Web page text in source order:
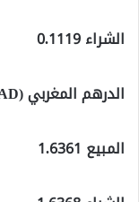
الشراء 0.1119
الدرهم المغربي (MAD)
المبيع 1.6361